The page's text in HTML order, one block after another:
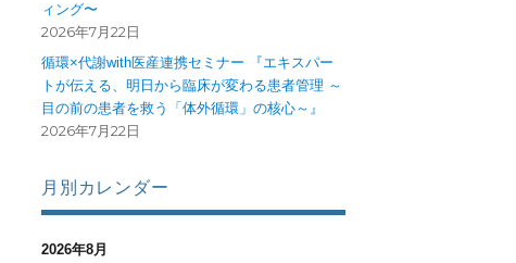
ィング〜
2026年7月22日
循環×代謝with医産連携セミナー 『エキスパー
トが伝える、明日から臨床が変わる患者管理 ～
目の前の患者を救う「体外循環」の核心～』
2026年7月22日
月別カレンダー
2026年8月